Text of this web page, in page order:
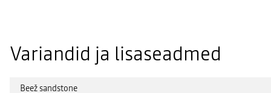
Variandid ja lisaseadmed
Beež sandstone